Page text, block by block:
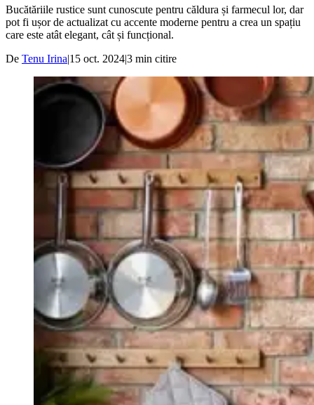
Bucătăriile rustice sunt cunoscute pentru căldura și farmecul lor, dar
pot fi ușor de actualizat cu accente moderne pentru a crea un spațiu
care este atât elegant, cât și funcțional.
De Tenu Irina|15 oct. 2024|3 min citire